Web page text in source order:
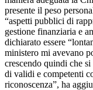
presente il peso
“aspetti pubblici di
gestione finanziaria e
dichiarato essere
ministero mi avevano
crescendo quindi che
di validi e competenti
riconoscenza”, ha